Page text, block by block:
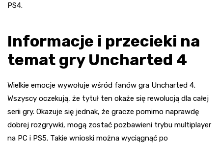
PS4.
Informacje i przecieki na
temat gry Uncharted 4
Wielkie emocje wywołuje wśród fanów gra Uncharted 4.
Wszyscy oczekują, że tytuł ten okaże się rewolucją dla całej
serii gry. Okazuje się jednak, że gracze pomimo naprawdę
dobrej rozgrywki, mogą zostać pozbawieni trybu multiplayer
na PC i PS5. Takie wnioski można wyciągnąć po